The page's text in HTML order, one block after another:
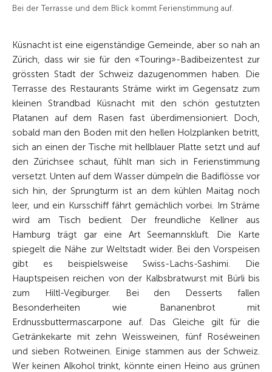
Bei der Terrasse und dem Blick kommt Ferienstimmung auf.
Küsnacht ist eine eigenständige Gemeinde, aber so nah an
Zürich, dass wir sie für den «Touring»-Badibeizentest zur
grössten Stadt der Schweiz dazugenommen haben. Die
Terrasse des Restaurants Sträme wirkt im Gegensatz zum
kleinen Strandbad Küsnacht mit den schön gestutzten
Platanen auf dem Rasen fast überdimensioniert. Doch,
sobald man den Boden mit den hellen Holzplanken betritt,
sich an einen der Tische mit hellblauer Platte setzt und auf
den Zürichsee schaut, fühlt man sich in Ferienstimmung
versetzt. Unten auf dem Wasser dümpeln die Badiflösse vor
sich hin, der Sprungturm ist an dem kühlen Maitag noch
leer, und ein Kursschiff fährt gemächlich vorbei. Im Sträme
wird am Tisch bedient. Der freundliche Kellner aus
Hamburg trägt gar eine Art Seemanns­kluft. Die Karte
spiegelt die Nähe zur Weltstadt wider. Bei den Vorspeisen
gibt es beispielsweise Swiss-Lachs-Sashimi. Die
Hauptspeisen reichen von der Kalbsbratwurst mit Bürli bis
zum Hiltl-Vegiburger. Bei den Desserts fallen
Besonderheiten wie Bananenbrot mit
Erdnussbuttermascarpone auf. Das Gleiche gilt für die
Getränkekarte mit zehn Weissweinen, fünf Roséweinen
und sieben ­Rotweinen. Einige stammen aus der Schweiz.
Wer keinen Alkohol trinkt, könnte einen Heino aus grünen